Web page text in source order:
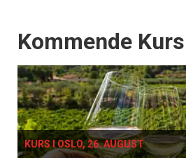
Events
Kommende Kurs
KURS I OSLO, 26. AUGUST